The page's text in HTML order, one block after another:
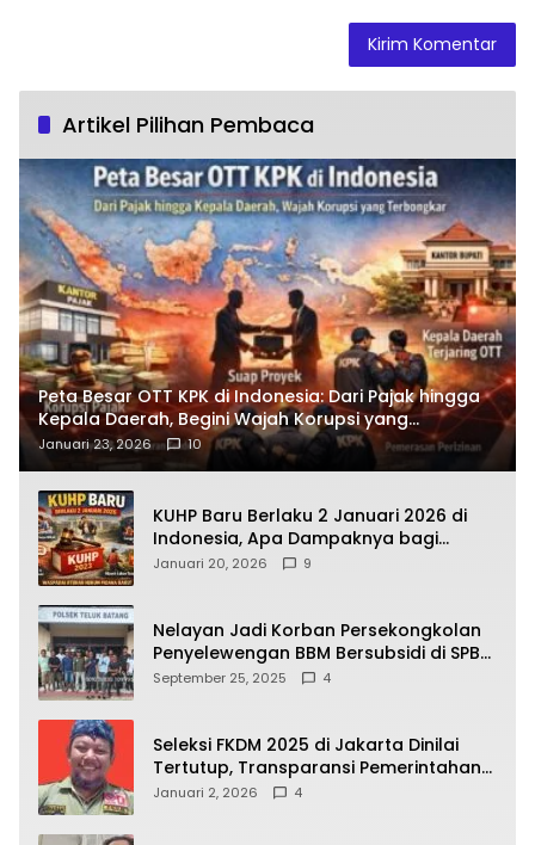
Artikel Pilihan Pembaca
Peta Besar OTT KPK di Indonesia: Dari Pajak hingga
Kepala Daerah, Begini Wajah Korupsi yang
Terbongkar
Januari 23, 2026 10
KUHP Baru Berlaku 2 Januari 2026 di
Indonesia, Apa Dampaknya bagi
Kehidupan Warga? Ini Aturan Kunci
Januari 20, 2026 9
Nelayan Jadi Korban Persekongkolan
Penyelewengan BBM Bersubsidi di SPBU
64.78809 Teluk Batang
September 25, 2025 4
Seleksi FKDM 2025 di Jakarta Dinilai
Tertutup, Transparansi Pemerintahan
Pramono–Rano Dipertanyakan
Januari 2, 2026 4